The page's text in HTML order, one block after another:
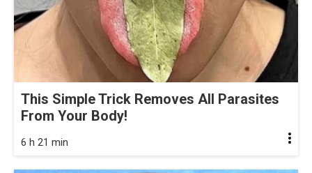
This Simple Trick Removes All Parasites
From Your Body!
6 h 21 min